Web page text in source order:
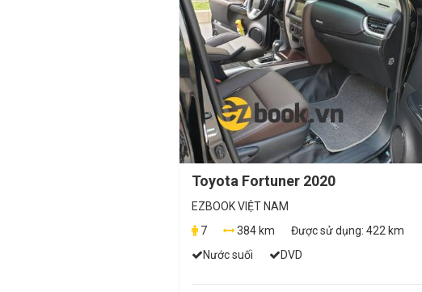
Toyota Fortuner 2020
EZBOOK VIỆT NAM
7
384 km Được sử dụng: 422 km
Nước suối
DVD